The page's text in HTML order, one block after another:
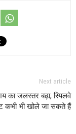
Next article
का जलस्तर बढ़ा, स्पिलवे
कभी भी खोले जा सकते हैं